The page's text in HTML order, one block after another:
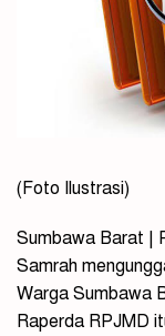
(Foto Ilustrasi)
Sumbawa Barat |
Samrah
Warga Sumbawa
Raperda RPJMD